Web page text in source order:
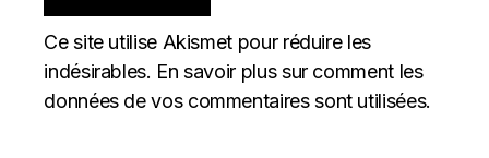
Ce site utilise Akismet pour réduire les
indésirables. En savoir plus sur comment les
données de vos commentaires sont utilisées.